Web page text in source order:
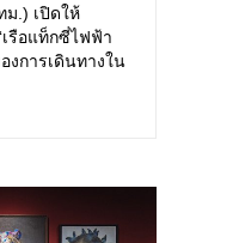
ม.) เปิดให้
รือแท็กซี่ไฟฟ้า
งการเดินทางใน
(มูฟมี)